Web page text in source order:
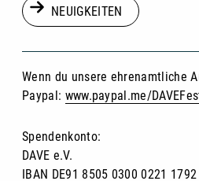
NEUIGKEITEN
Wenn du unsere ehrenamtliche
Paypal: www.paypal.me/
Spendenkonto:
DAVE e.V.
IBAN DE91 8505 0300 0221